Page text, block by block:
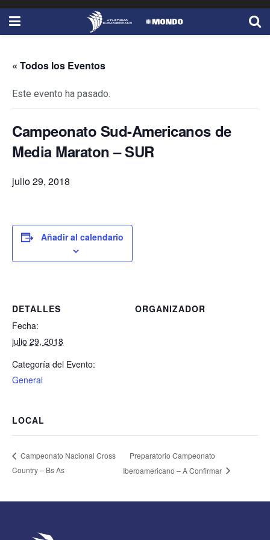
« Todos los Eventos
Este evento ha pasado.
Campeonato Sud-Americanos de
Media Maraton – SUR
julio 29, 2018
Añadir al calendario
DETALLES
Fecha:
julio 29, 2018
Categoría del Evento:
General
ORGANIZADOR
LOCAL
Campeonato Nacional Cross
Country – Bs As
Preparatorio Campeonato
Iberoamericano – A Confirmar